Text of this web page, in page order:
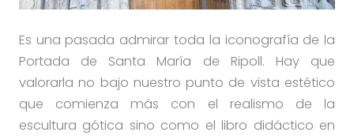
Es una pasada admirar toda la iconografía de la
Portada de Santa María de Ripoll. Hay que
valorarla no bajo nuestro punto de vista estético
que comienza más con el realismo de la
escultura gótica sino como el libro didáctico en